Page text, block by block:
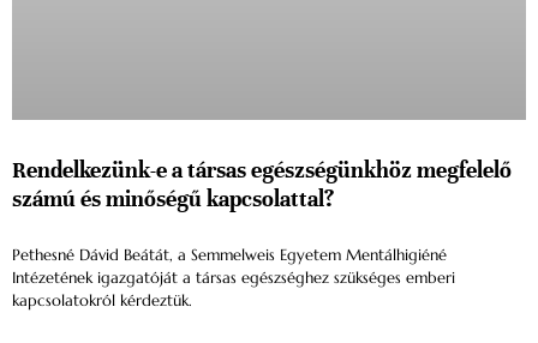
Rendelkezünk-e a társas egészségünkhöz megfelelő
számú és minőségű kapcsolattal?
Pethesné Dávid Beátát, a Semmelweis Egyetem Mentálhigiéné
Intézetének igazgatóját a társas egészséghez szükséges emberi
kapcsolatokról kérdeztük.